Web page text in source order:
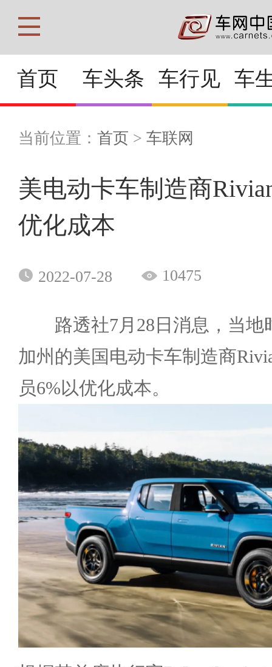
首页 车头条 车行见 车
当前位置： 首页 > 车联网
美电动卡车制造商
优化成本
2022-07-28 10475
路透社7月28日消息，当地
加州的美国电动卡车制造商
员6%以优化成本。